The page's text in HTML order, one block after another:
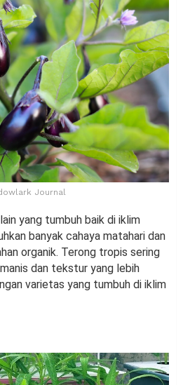
Journal
yang tumbuh baik di iklim
banyak cahaya matahari dan
organik. Terong tropis sering
dan tekstur yang lebih
varietas yang tumbuh di iklim